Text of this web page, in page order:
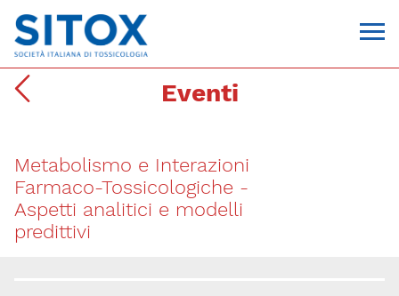
Eventi
Metabolismo e Interazioni
Farmaco-Tossicologiche -
Aspetti analitici e modelli
predittivi